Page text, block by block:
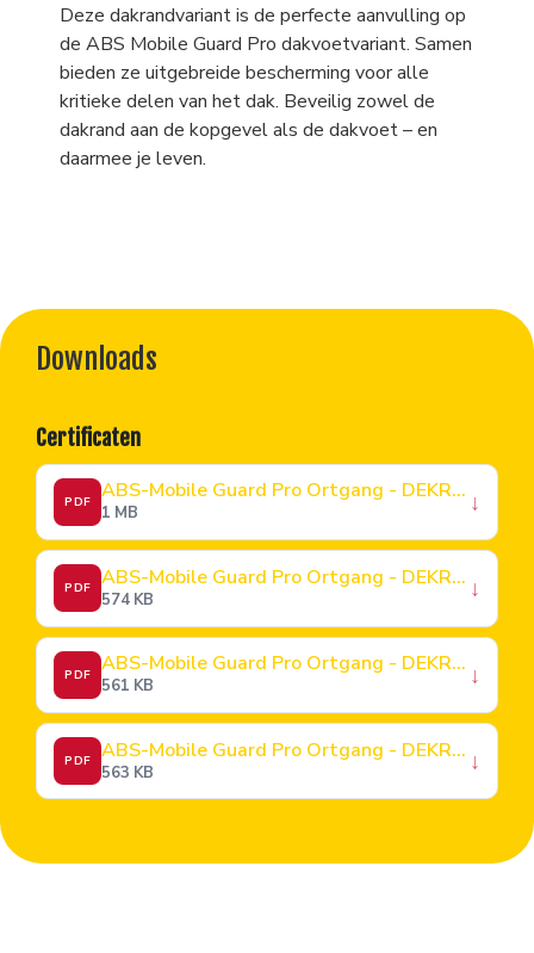
Deze dakrandvariant is de perfecte aanvulling op
de ABS Mobile Guard Pro dakvoetvariant. Samen
bieden ze uitgebreide bescherming voor alle
kritieke delen van het dak. Beveilig zowel de
dakrand aan de kopgevel als de dakvoet – en
daarmee je leven.
Downloads
Certificaten
PDF ABS-Mobile Guard Pro Ortgang - DEKRA Baumusterprüfbescheinigung
1 MB ↓
PDF ABS-Mobile Guard Pro Ortgang - DEKRA Zertifikat
574 KB ↓
PDF ABS-Mobile Guard Pro Ortgang - DEKRA Zertifikat_EN
561 KB ↓
PDF ABS-Mobile Guard Pro Ortgang - DEKRA Zertifikat_FR
563 KB ↓